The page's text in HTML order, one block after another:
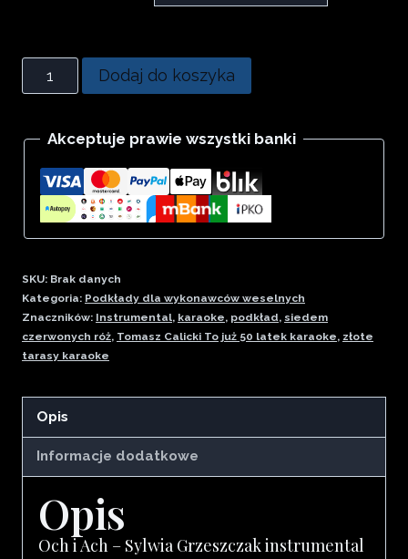
ilość
Och
Sylwia
Grzeszczak
B
dur
Dodaj do koszyka
Akceptuje prawie wszystki banki
SKU: Brak danych
Kategoria: Podkłady dla wykonawców weselnych
Znaczników: Instrumental, karaoke, podkład, siedem
czerwonych róż, Tomasz Calicki To już 50 latek karaoke, złote
tarasy karaoke
Opis
Informacje dodatkowe
Opis
Och i Ach – Sylwia Grzeszczak instrumental